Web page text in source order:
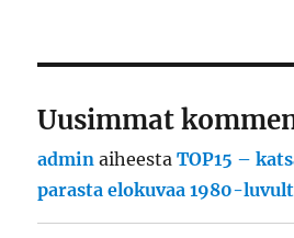
Uusimmat
admin aiheestaTOP15 –
parasta elokuvaa 1980-